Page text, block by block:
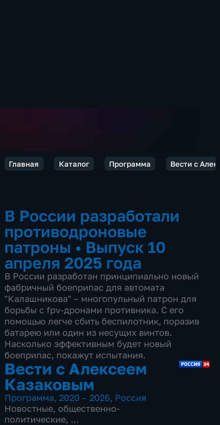
Главная Каталог Программа Вести с
В России разработали
противодроновые
патроны • Выпуск 10
апреля 2025 года
В России разработан принципиально новый
фабричный боеприпас для автомата
"Калашникова" – многопульный патрон для
борьбы с fpv-дронами противника. С его
помощью легче сбить беспилотник, поразив
батарею или один из несущих винтов.
Насколько эффективным будет новый
боеприпас, покажут испытания.
Вести с Алексеем
Казаковым
Программа, 2020 – 2026, Россия
Новостные, общественно-
политические,